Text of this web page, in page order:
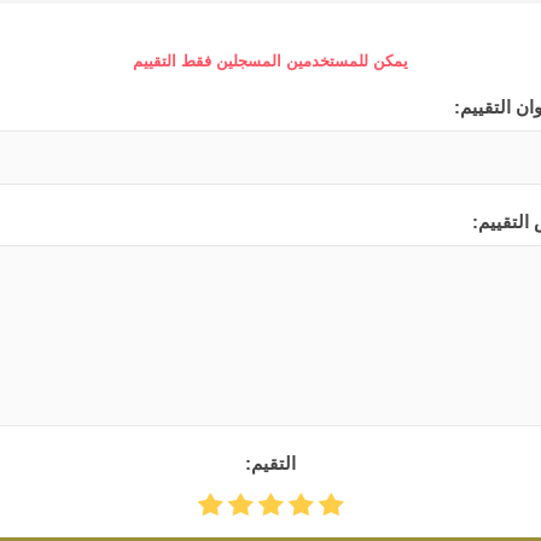
يمكن للمستخدمين المسجلين فقط التقييم
التقييم:
التقيم: